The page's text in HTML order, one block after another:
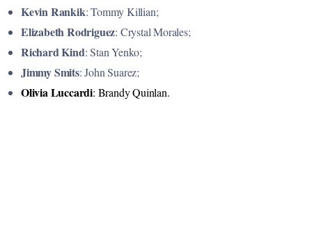
Kevin Rankik: Tommy Killian;
Elizabeth Rodriguez: Crystal Morales;
Richard Kind: Stan Yenko;
Jimmy Smits: John Suarez;
Olivia Luccardi: Brandy Quinlan.